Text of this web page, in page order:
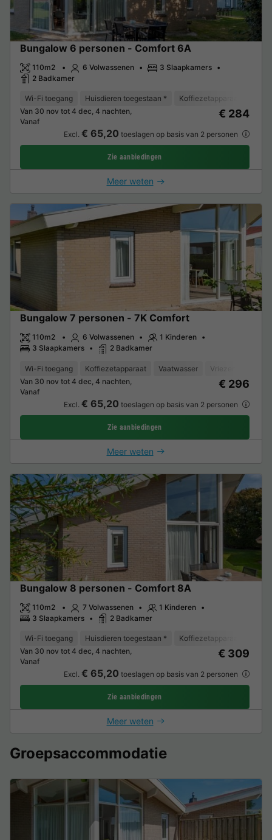
Bungalow 6 personen - Comfort 6A
110m2 6 Volwassenen
3 Slaapkamers
2 Badkamer
Wi-Fi toegang Huisdieren toegestaan * Koffiezetapparaat
Van 30 nov tot 4 dec, 4 nachten,
Vanaf
€ 284
Excl. € 65,20 toeslagen op basis van 2 personen
Zie aanbiedingen
Meer weten
Bungalow 7 personen - 7K Comfort
110m2 6 Volwassenen
1 Kinderen
3 Slaapkamers
2 Badkamer
Wi-Fi toegang Koffiezetapparaat Vaatwasser Vriezer
Van 30 nov tot 4 dec, 4 nachten,
Vanaf
€ 296
Excl. € 65,20 toeslagen op basis van 2 personen
Zie aanbiedingen
Meer weten
Bungalow 8 personen - Comfort 8A
110m2 7 Volwassenen
1 Kinderen
3 Slaapkamers
2 Badkamer
Wi-Fi toegang Huisdieren toegestaan * Koffiezetapparaat
Van 30 nov tot 4 dec, 4 nachten,
Vanaf
€ 309
Excl. € 65,20 toeslagen op basis van 2 personen
Zie aanbiedingen
Meer weten
Groepsaccommodatie